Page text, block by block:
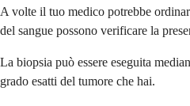
A volte il tuo medico potrebbe
del sangue possono verificare la
La biopsia può essere eseguita
grado esatti del tumore che hai.